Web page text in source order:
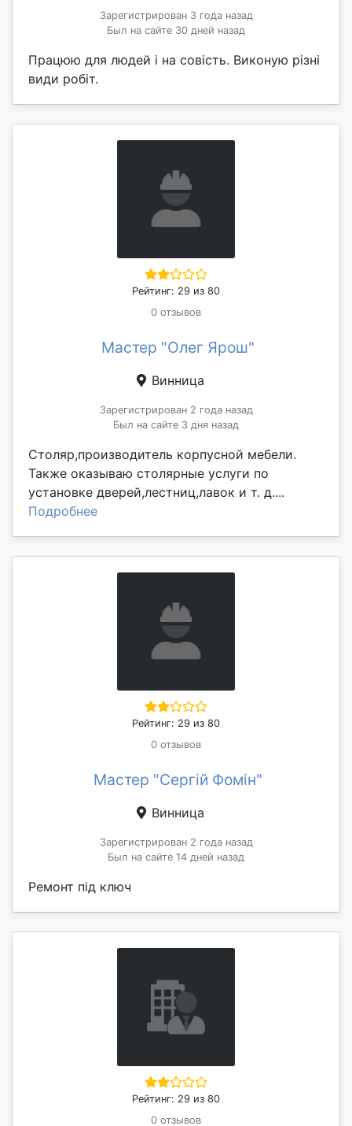
Зарегистрирован 3 года назад
Был на сайте 30 дней назад
Працюю для людей і на совість. Виконую різні
види робіт.
Рейтинг: 29 из 80
0 отзывов
Мастер "Олег Ярош"
Винница
Зарегистрирован 2 года назад
Был на сайте 3 дня назад
Столяр,производитель корпусной мебели.
Также оказываю столярные услуги по
установке дверей,лестниц,лавок и т. д....
Подробнее
Рейтинг: 29 из 80
0 отзывов
Мастер "Сергій Фомін"
Винница
Зарегистрирован 2 года назад
Был на сайте 14 дней назад
Ремонт під ключ
Рейтинг: 29 из 80
0 отзывов